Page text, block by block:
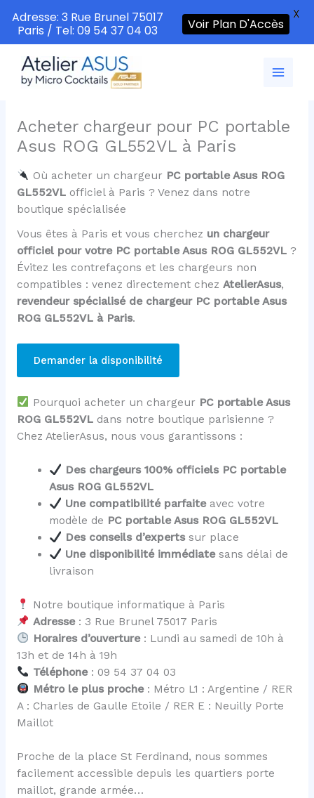
contenu
Acheter chargeur pour PC portable
Asus ROG GL552VL à Paris
Où acheter un chargeur PC portable Asus ROG
GL552VLofficiel à Paris ? Venez dans notre
boutique spécialisée
Vous êtes à Paris et vous cherchez un chargeur
officiel pour votre PC portable Asus ROG GL552VL?
Évitez les contrefaçons et les chargeurs non
compatibles : venez directement chez AtelierAsus,
revendeur spécialisé de chargeur PC portable Asus
ROG GL552VL à Paris.
Demander la disponibilité
Pourquoi acheter un chargeur PC portable Asus
ROG GL552VLdans notre boutique parisienne ?
Chez AtelierAsus, nous vous garantissons :
Des chargeurs 100% officiels PC portable
Asus ROG GL552VL
Une compatibilité parfaiteavec votre
modèle de PC portable Asus ROG GL552VL
Des conseils d’expertssur place
Une disponibilité immédiatesans délai de
livraison
Notre boutique informatique à Paris
Adresse: 3 Rue Brunel 75017 Paris
Horaires d’ouverture: Lundi au samedi de 10h à
13h et de 14h à 19h
Téléphone: 09 54 37 04 03
Métro le plus proche: Métro L1 : Argentine / RER
A : Charles de Gaulle Etoile / RER E : Neuilly Porte
Maillot
Proche de la place St Ferdinand, nous sommes
facilement accessible depuis les quartiers porte
maillot, grande armée…
Adresse: 3 Rue Brunel 75017
Paris / Tel: 09 54 37 04 03
Voir Plan D'Accès
X